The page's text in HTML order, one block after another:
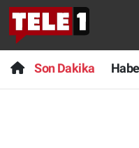
Son Dakika
Anında Manşet
Başka Sohbetler
Son Dakika
Haber
Nöbetçi Eczaneler
Hava Durumu